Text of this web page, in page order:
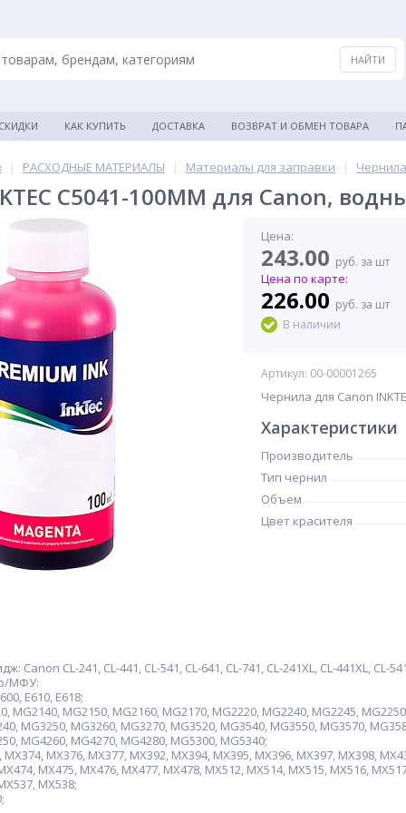
КАК КУПИТЬ ДОСТАВКА ВОЗВРАТ И ОБМЕН ТОВАРА
| РАСХОДНЫЕ МАТЕРИАЛЫ | Материалы для заправки |
C5041-100MM для Canon,
Цена:
243.00 руб. за шт
Цена по карте:
226.00 руб. за шт
В наличии
Артикул: 00-00001265
Чернила для Canon
Характеристики
Производитель
Тип чернил
Объем
Цвет красителя
CL-241, CL-441, CL-541, CL-641, CL-741, CL-241XL, CL-441XL, CL-
МФУ:
E610, E618;
MG2140, MG2150, MG2160, MG2170, MG2220, MG2240, MG2245,
MG3250, MG3260, MG3270, MG3520, MG3540, MG3550, MG3570,
MG4260, MG4270, MG4280, MG5300, MG5340;
MX376, MX377, MX392, MX394, MX395, MX396, MX397, MX398,
MX475, MX476, MX477, MX478, MX512, MX514, MX515, MX516,
MX538;